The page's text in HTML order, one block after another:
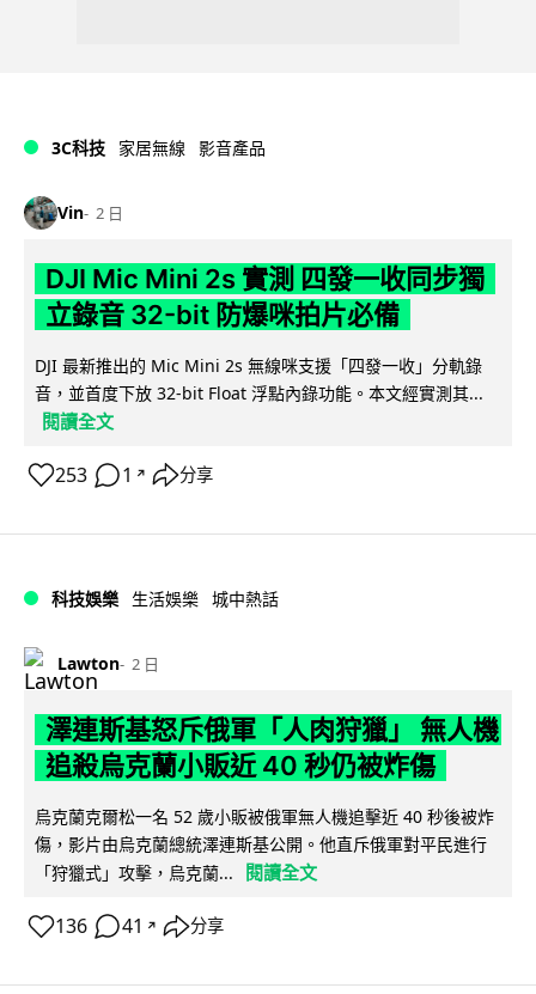
3C科技 家居無線 影音產品
Vin 2 日
DJI Mic Mini 2s 實測 四發一收同步獨
立錄音 32-bit 防爆咪拍片必備
DJI 最新推出的 Mic Mini 2s 無線咪支援「四發一收」分軌錄
音，並首度下放 32-bit Float 浮點內錄功能。本文經實測其...
閱讀全文
253 1 ↗ 分享
科技娛樂 生活娛樂 城中熱話
Lawton 2 日
澤連斯基怒斥俄軍「人肉狩獵」 無人機
追殺烏克蘭小販近 40 秒仍被炸傷
烏克蘭克爾松一名 52 歲小販被俄軍無人機追擊近 40 秒後被炸
傷，影片由烏克蘭總統澤連斯基公開。他直斥俄軍對平民進行
「狩獵式」攻擊，烏克蘭...
閱讀全文
136 41 ↗ 分享